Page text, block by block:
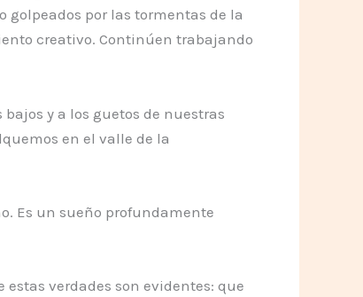
golpeados por las tormentas de la
creativo. Continúen trabajando
y a los guetos de nuestras
en el valle de la
Es un sueño profundamente
verdades son evidentes: que